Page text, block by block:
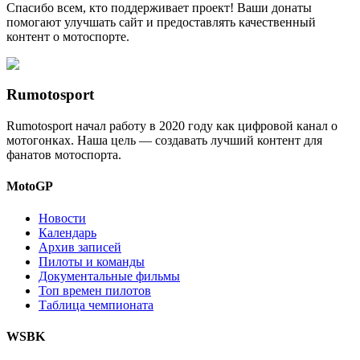
Спасибо всем, кто поддерживает проект! Ваши донаты
помогают улучшать сайт и предоставлять качественный
контент о мотоспорте.
Rumotosport
Rumotosport начал работу в 2020 году как цифровой канал о
мотогонках. Наша цель — создавать лучший контент для
фанатов мотоспорта.
MotoGP
Новости
Календарь
Архив записей
Пилоты и команды
Документальные фильмы
Топ времен пилотов
Таблица чемпионата
WSBK